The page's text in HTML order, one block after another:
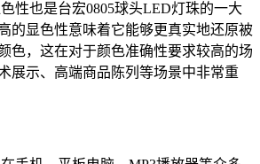
性也是台宏0805球头LED灯珠的一大
的显色性意味着它能够更真实地还原被
色，这在对于颜色准确性要求较高的场
展示、高端商品陈列等场景中非常重